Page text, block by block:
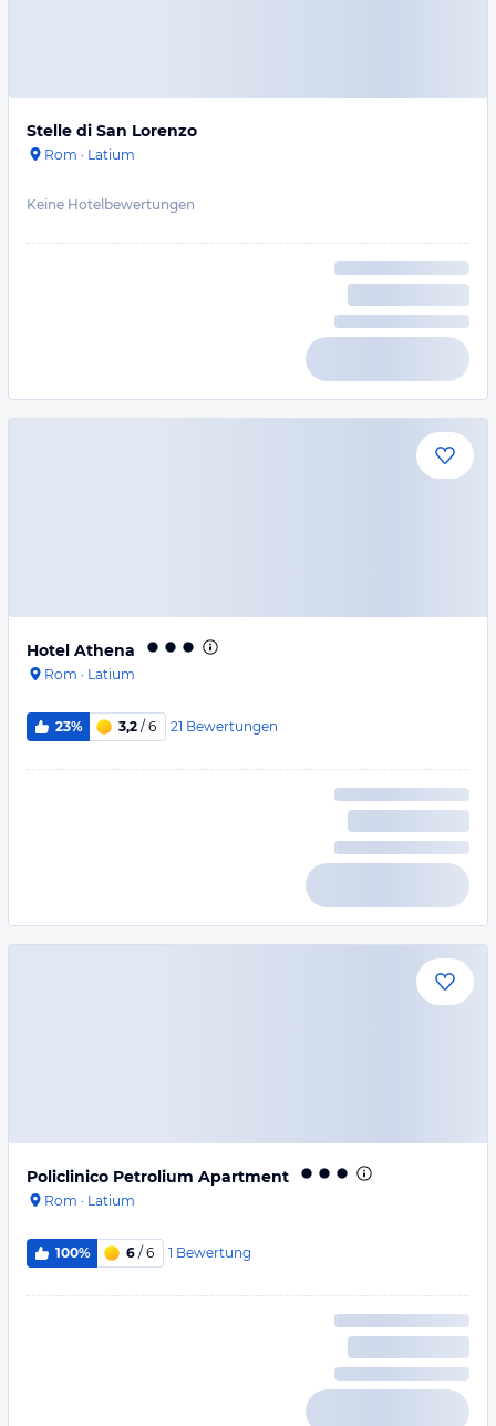
Stelle di San Lorenzo
Rom · Latium
Keine Hotelbewertungen
Hotel Athena
Rom · Latium
23% 3,2 / 6 21 Bewertungen
Policlinico Petrolium Apartment
Rom · Latium
100% 6 / 6 1 Bewertung